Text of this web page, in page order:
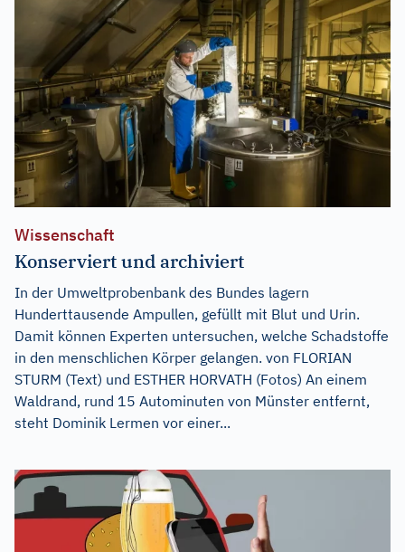
Wissenschaft
Konserviert und archiviert
In der Umweltprobenbank des Bundes lagern
Hunderttausende Ampullen, gefüllt mit Blut und Urin.
Damit können Experten untersuchen, welche Schadstoffe
in den menschlichen Körper gelangen. von FLORIAN
STURM (Text) und ESTHER HORVATH (Fotos) An einem
Waldrand, rund 15 Autominuten von Münster entfernt,
steht Dominik Lermen vor einer...